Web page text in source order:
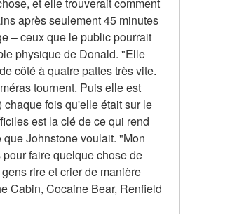
après seulement 45 minutes
– ceux que le public pourrait
physique de Donald. "Elle
côté à quatre pattes très vite.
tournent. Puis elle est
fois qu'elle était sur le
est la clé de ce qui rend
Johnstone voulait. "Mon
faire quelque chose de
rire et crier de manière
Cabin, Cocaine Bear, Renfield